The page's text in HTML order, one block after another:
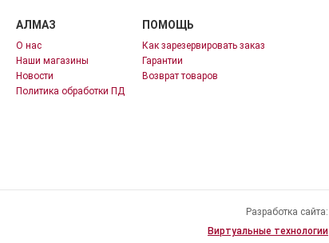
АЛМАЗ
О нас
Наши магазины
Новости
Политика обработки ПД
ПОМОЩЬ
Как зарезервировать заказ
Гарантии
Возврат товаров
Разработка сайта:
Виртуальные технологии